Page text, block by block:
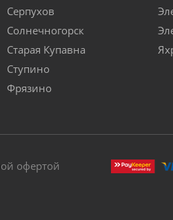
Серпухов
Солнечногорск
Старая Купавна
Ступино
Фрязино
офертой